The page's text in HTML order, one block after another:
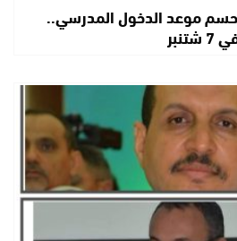
تحسم موعد الدخول المدرسي..